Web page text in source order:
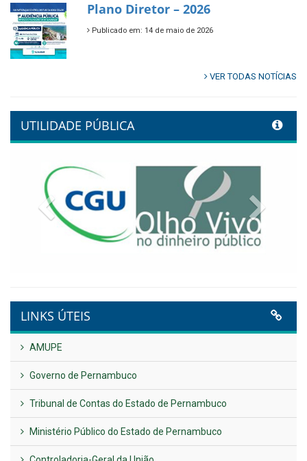
Plano Diretor – 2026
Publicado em: 14 de maio de 2026
VER TODAS NOTÍCIAS
UTILIDADE PÚBLICA
Previous
LINKS ÚTEIS
AMUPE
Governo de Pernambuco
Tribunal de Contas do Estado de Pernambuco
Ministério Público do Estado de Pernambuco